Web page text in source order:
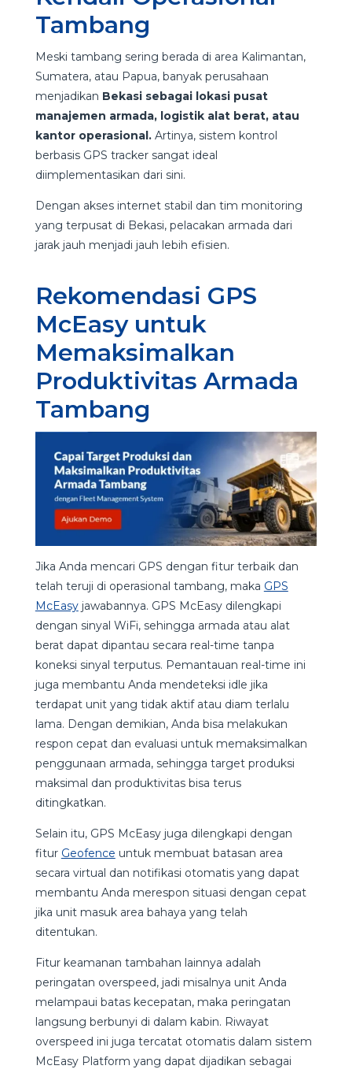
Tambang
Meski tambang sering berada di area Kalimantan,
Sumatera, atau Papua, banyak perusahaan
menjadikan Bekasi sebagai lokasi pusat
manajemen armada, logistik alat berat, atau
kantor operasional.Artinya, sistem kontrol
berbasis GPS tracker sangat ideal
diimplementasikan dari sini.
Dengan akses internet stabil dan tim monitoring
yang terpusat di Bekasi, pelacakan armada dari
jarak jauh menjadi jauh lebih efisien.
Rekomendasi GPS
McEasy untuk
Memaksimalkan
Produktivitas Armada
Tambang
Jika Anda mencari GPS dengan fitur terbaik dan
telah teruji di operasional tambang, maka GPS
McEasyjawabannya. GPS McEasy dilengkapi
dengan sinyal WiFi, sehingga armada atau alat
berat dapat dipantau secara real-time tanpa
koneksi sinyal terputus. Pemantauan real-time ini
juga membantu Anda mendeteksi idle jika
terdapat unit yang tidak aktif atau diam terlalu
lama. Dengan demikian, Anda bisa melakukan
respon cepat dan evaluasi untuk memaksimalkan
penggunaan armada, sehingga target produksi
maksimal dan produktivitas bisa terus
ditingkatkan.
Selain itu, GPS McEasy juga dilengkapi dengan
fitur Geofence untuk membuat batasan area
secara virtual dan notifikasi otomatis yang dapat
membantu Anda merespon situasi dengan cepat
jika unit masuk area bahaya yang telah
ditentukan.
Fitur keamanan tambahan lainnya adalah
peringatan overspeed, jadi misalnya unit Anda
melampaui batas kecepatan, maka peringatan
langsung berbunyi di dalam kabin. Riwayat
overspeed ini juga tercatat otomatis dalam sistem
McEasy Platform yang dapat dijadikan sebagai